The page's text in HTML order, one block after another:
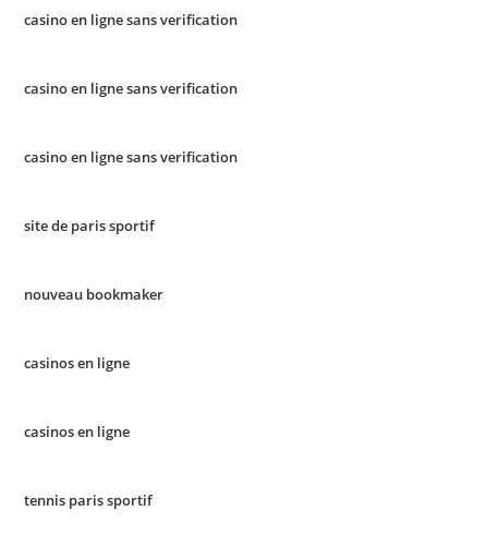
casino en ligne sans verification
casino en ligne sans verification
casino en ligne sans verification
site de paris sportif
nouveau bookmaker
casinos en ligne
casinos en ligne
tennis paris sportif